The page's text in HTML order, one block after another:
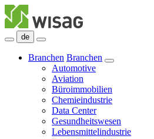
de
Branchen Branchen
Automotive
Aviation
Büroimmobilien
Chemieindustrie
Data Center
Gesundheitswesen
Lebensmittelindustrie